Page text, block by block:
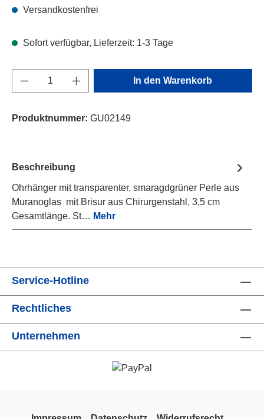
Versandkostenfrei
Sofort verfügbar, Lieferzeit: 1-3 Tage
Produkt Anzahl: Gib den gewünschten
In den Warenkorb
Produktnummer: GU02149
Beschreibung
Ohrhänger mit transparenter, smaragdgrüner Perle aus
Muranoglas mit Brisur aus Chirurgenstahl, 3,5 cm
Gesamtlänge. St… Mehr
Service-Hotline
Rechtliches
Unternehmen